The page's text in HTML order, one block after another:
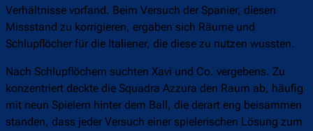
Verhältnisse vorfand. Beim Versuch der Spanier, diesen
Missstand zu korrigieren, ergaben sich Räume und
Schlupflöcher für die Italiener, die diese zu nutzen wussten.
Nach Schlupflöchern suchten Xavi und Co. vergebens. Zu
konzentriert deckte die Squadra Azzura den Raum ab, häufig
mit neun Spielern hinter dem Ball, die derart eng beisammen
standen, dass jeder Versuch einer spielerischen Lösung zum